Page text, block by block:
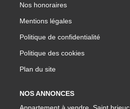
Nos honoraires
Mentions légales
Politique de confidentialité
Politique des cookies
Plan du site
NOS ANNONCES